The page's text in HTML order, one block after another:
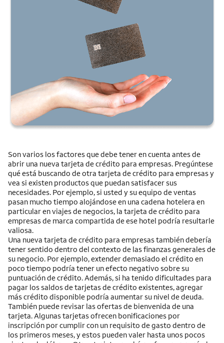
Son varios los factores que debe tener en cuenta antes de
abrir una nueva tarjeta de crédito para empresas. Pregúntese
qué está buscando de otra tarjeta de crédito para empresas y
vea si existen productos que puedan satisfacer sus
necesidades. Por ejemplo, si usted y su equipo de ventas
pasan mucho tiempo alojándose en una cadena hotelera en
particular en viajes de negocios, la tarjeta de crédito para
empresas de marca compartida de ese hotel podría resultarle
valiosa.
Una nueva tarjeta de crédito para empresas también debería
tener sentido dentro del contexto de las finanzas generales de
su negocio. Por ejemplo, extender demasiado el crédito en
poco tiempo podría tener un efecto negativo sobre su
puntuación de crédito. Además, si ha tenido dificultades para
pagar los saldos de tarjetas de crédito existentes, agregar
más crédito disponible podría aumentar su nivel de deuda.
También puede revisar las ofertas de bienvenida de una
tarjeta. Algunas tarjetas ofrecen bonificaciones por
inscripción por cumplir con un requisito de gasto dentro de
los primeros meses, y estos pueden valer hasta unos pocos